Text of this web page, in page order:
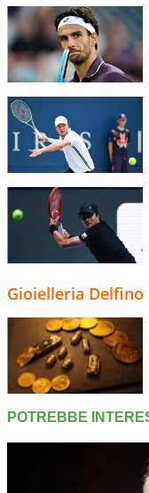
Gioielleria Delfino